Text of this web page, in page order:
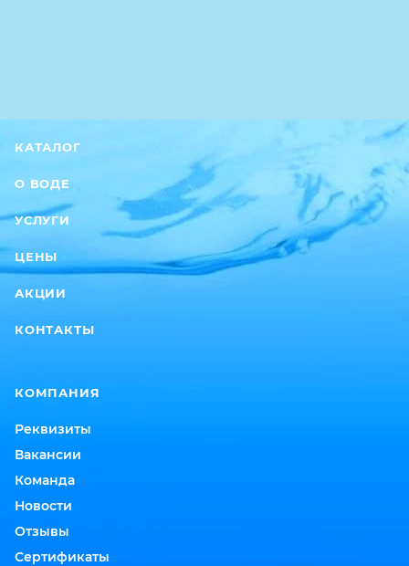
КАТАЛОГ
О ВОДЕ
УСЛУГИ
ЦЕНЫ
АКЦИИ
КОНТАКТЫ
КОМПАНИЯ
Реквизиты
Вакансии
Команда
Новости
Отзывы
Сертификаты